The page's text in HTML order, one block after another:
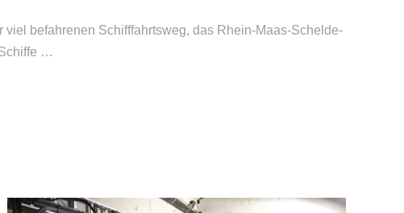
viel befahrenen Schifffahrtsweg, das Rhein-Maas-Schelde-
…